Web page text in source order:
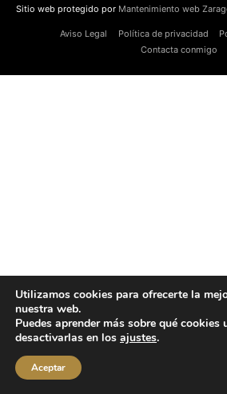
Sitio web protegido por Mantenimiento web
Aviso Legal Política de privacidad
Contacta conmigo
Utilizamos cookies para ofrecerte la
nuestra web.
Puedes aprender más sobre qué cookies
desactivarlas en los ajustes.
Aceptar